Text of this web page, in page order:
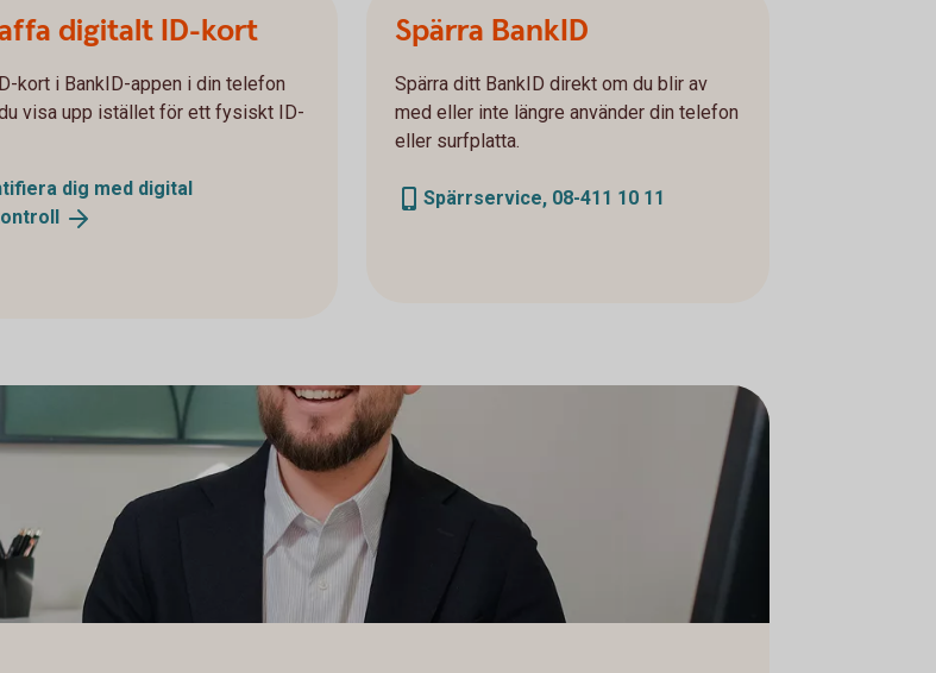
digitalt ID-kort
kort i BankID-appen i din telefon
visa upp istället för ett fysiskt ID-
dig med digital
Spärra BankID
Spärra ditt BankID direkt om du blir av
med eller inte längre använder din telefon
eller surfplatta.
Spärrservice, 08-411 10 11